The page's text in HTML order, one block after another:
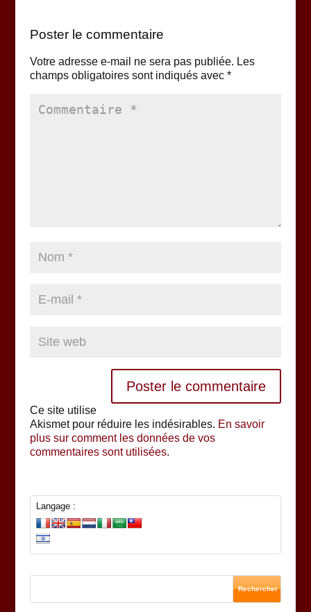
Poster le commentaire
Votre adresse e-mail ne sera pas publiée. Les
champs obligatoires sont indiqués avec *
Ce site utilise
Akismet pour réduire les indésirables. En savoir
plus sur comment les données de vos
commentaires sont utilisées.
Langage :